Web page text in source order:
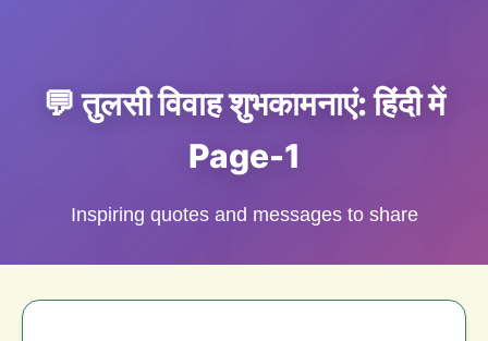
💬 तुलसी विवाह शुभकामनाएं: हिंदी में
Page-1
Inspiring quotes and messages to share